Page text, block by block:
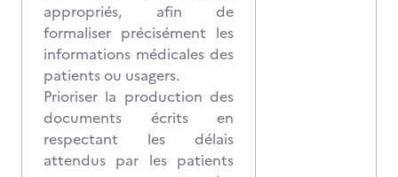
appropriés, afin de
formaliser précisément les
informations médicales des
patients ou usagers.
Prioriser la production des
documents écrits en
respectant les délais
attendus par les patients